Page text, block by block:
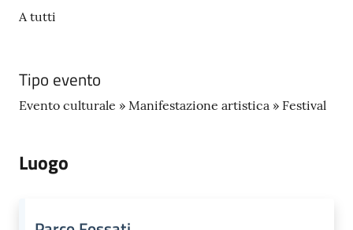
A tutti
Tipo evento
Evento culturale » Manifestazione artistica » Festival
Luogo